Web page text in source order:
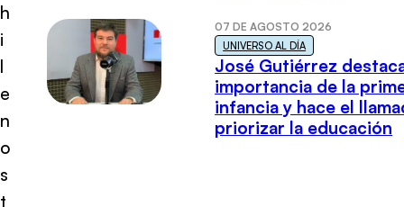
h
i
l
e
n
o
s
t
07 DE AGOSTO 2026
UNIVERSO AL DÍA
José Gutiérrez
importancia de la
infancia y hace el
priorizar la educación